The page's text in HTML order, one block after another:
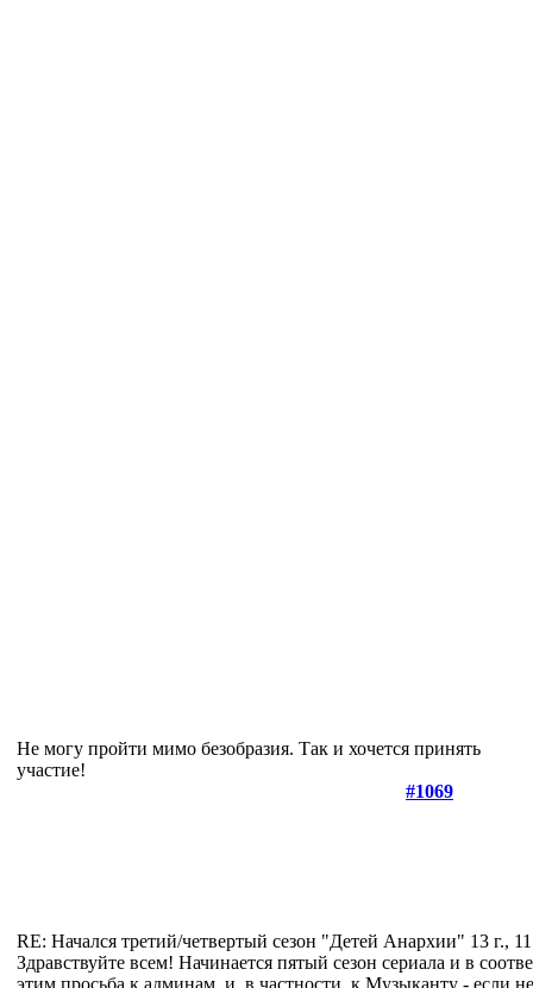
Не могу пройти мимо безобразия. Так и хочется принять
участие!
#1069
RE: Начался третий/четвертый сезон "Детей Анархии" 13 г.,
Здравствуйте всем! Начинается пятый сезон сериала и в
этим просьба к админам, и, в частности, к Музыканту - если